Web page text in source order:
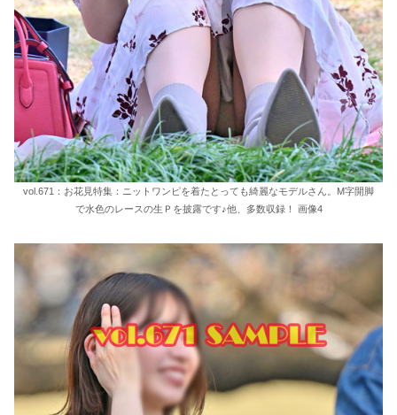
vol.671：お花見特集：ニットワンピを着たとっても綺麗なモデルさん。M字開脚
で水色のレースの生Ｐを披露です♪他、多数収録！ 画像4